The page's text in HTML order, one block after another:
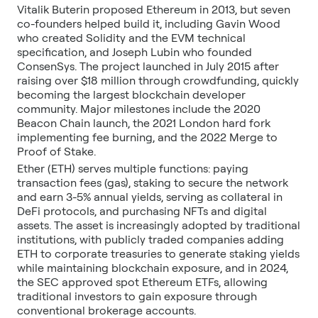
Vitalik Buterin proposed Ethereum in 2013, but seven
co-founders helped build it, including Gavin Wood
who created Solidity and the EVM technical
specification, and Joseph Lubin who founded
ConsenSys. The project launched in July 2015 after
raising over $18 million through crowdfunding, quickly
becoming the largest blockchain developer
community. Major milestones include the 2020
Beacon Chain launch, the 2021 London hard fork
implementing fee burning, and the 2022 Merge to
Proof of Stake.
Ether (ETH) serves multiple functions: paying
transaction fees (gas), staking to secure the network
and earn 3-5% annual yields, serving as collateral in
DeFi protocols, and purchasing NFTs and digital
assets. The asset is increasingly adopted by traditional
institutions, with publicly traded companies adding
ETH to corporate treasuries to generate staking yields
while maintaining blockchain exposure, and in 2024,
the SEC approved spot Ethereum ETFs, allowing
traditional investors to gain exposure through
conventional brokerage accounts.